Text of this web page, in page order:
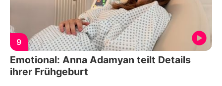
9
Emotional: Anna Adamyan teilt Details
ihrer Frühgeburt